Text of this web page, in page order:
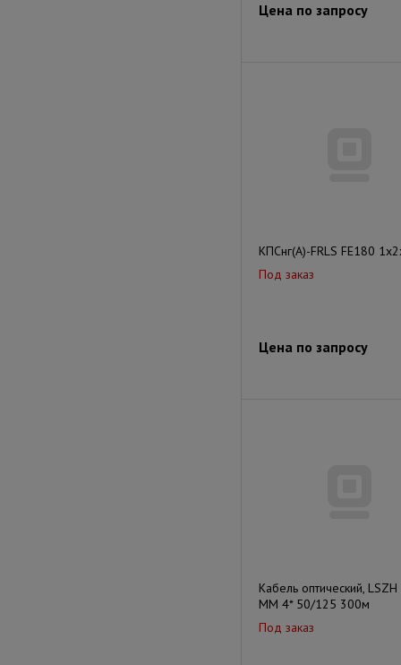
Цена по запросу
КПСнг(А)-FRLS FE180
Под заказ
Цена по запросу
Кабель оптический, LSZH
MM 4* 50/125 300м
Под заказ